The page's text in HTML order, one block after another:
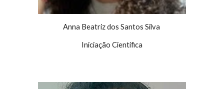
Anna Beatriz dos Santos Silva
Iniciação Científica